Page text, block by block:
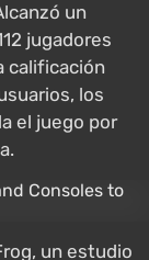
un
jugadores
calificación
los
el juego por
un estudio